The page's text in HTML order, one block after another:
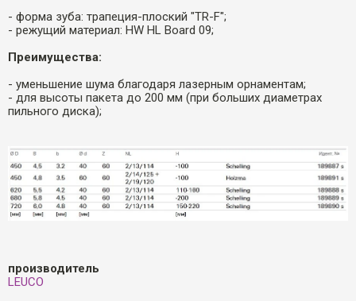
- форма зуба: трапеция-плоский "TR-F";
- режущий материал: HW HL Board 09;
Преимущества:
- уменьшение шума благодаря лазерным орнаментам;
- для высоты пакета до 200 мм (при больших диаметрах
пильного диска);
производитель
LEUCO